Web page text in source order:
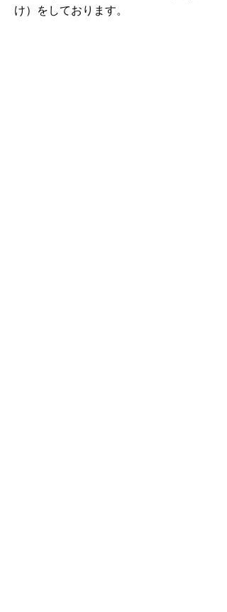
け）をしております。